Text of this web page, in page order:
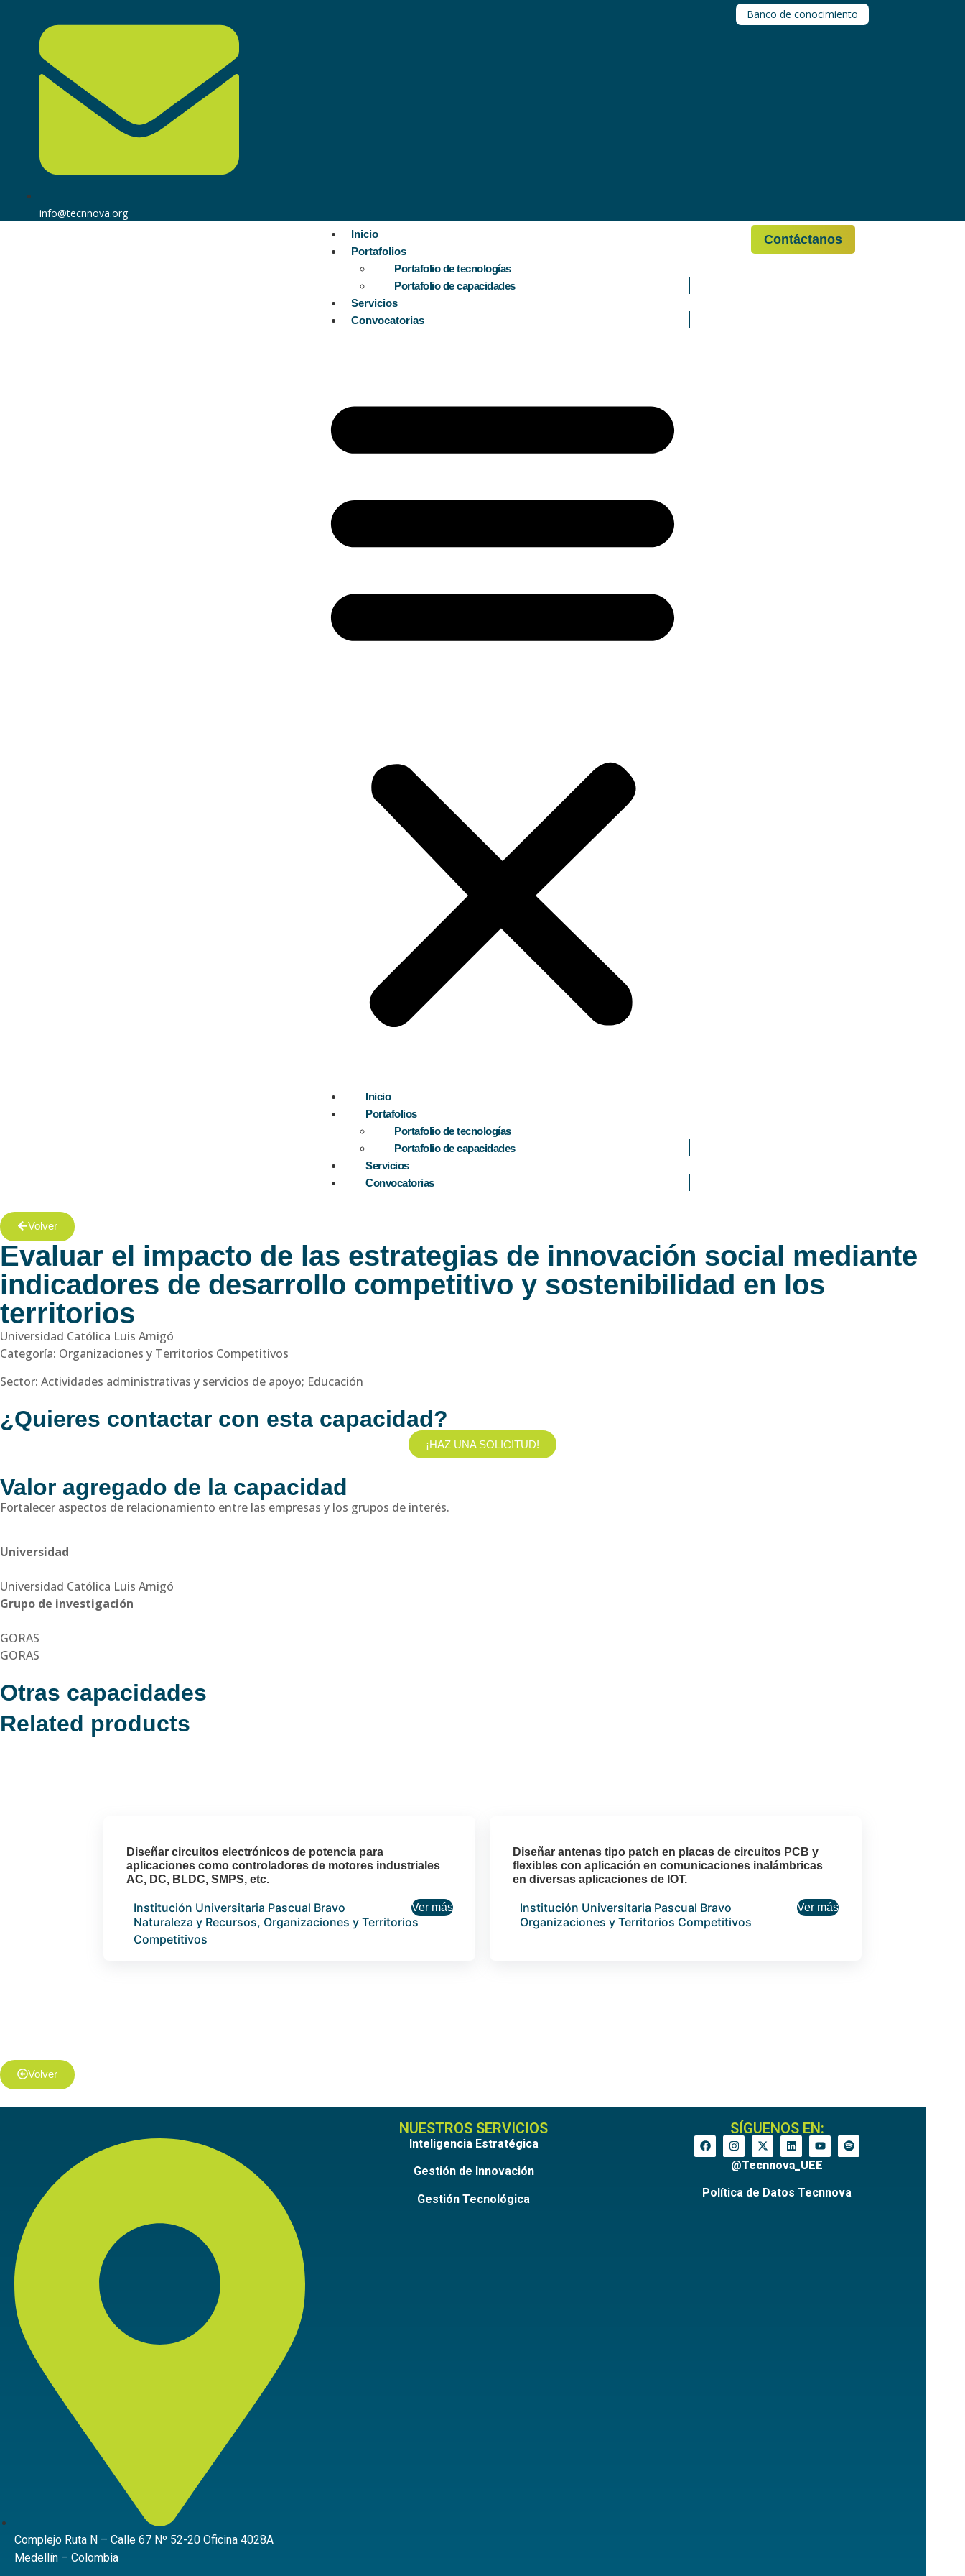
info@tecnnova.org
Banco de conocimiento
Inicio
Portafolios
Portafolio de tecnologías
Portafolio de capacidades
Servicios
Convocatorias
Inicio
Portafolios
Portafolio de tecnologías
Portafolio de capacidades
Servicios
Convocatorias
Contáctanos
Volver
Evaluar el impacto de las estrategias de innovación social mediante
indicadores de desarrollo competitivo y sostenibilidad en los
territorios
Universidad Católica Luis Amigó
Categoría: Organizaciones y Territorios Competitivos
Sector: Actividades administrativas y servicios de apoyo; Educación
¿Quieres contactar con esta capacidad?
¡HAZ UNA SOLICITUD!
Valor agregado de la capacidad
Fortalecer aspectos de relacionamiento entre las empresas y los grupos de interés.
Universidad
Universidad Católica Luis Amigó
Grupo de investigación
GORAS
GORAS
Otras capacidades
Related products
Diseñar circuitos electrónicos de potencia para
aplicaciones como controladores de motores industriales
AC, DC, BLDC, SMPS, etc.
Institución Universitaria Pascual Bravo Ver más
Naturaleza y Recursos, Organizaciones y Territorios
Competitivos
Diseñar antenas tipo patch en placas de circuitos PCB y
flexibles con aplicación en comunicaciones inalámbricas
en diversas aplicaciones de IOT.
Institución Universitaria Pascual Bravo Ver más
Organizaciones y Territorios Competitivos
Volver
Complejo Ruta N – Calle 67 Nº 52-20 Oficina 4028A
Medellín – Colombia
NUESTROS SERVICIOS
Inteligencia Estratégica
Gestión de Innovación
Gestión Tecnológica
SÍGUENOS EN:
@Tecnnova_UEE
Política de Datos Tecnnova